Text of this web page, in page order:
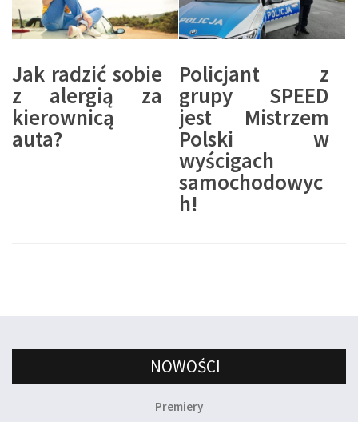
Jak radzić sobie
z alergią za
kierownicą
auta?
Policjant z
grupy SPEED
jest Mistrzem
Polski w
wyścigach
samochodowyc
h!
NOWOŚCI
Premiery